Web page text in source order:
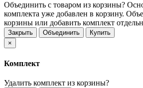
Объединить с товаром из корзины?
комплекта уже добавлен в корзину.
корзины или добавить комплект
Закрыть Объединить
Купить
×
Комплект
Удалить комплект из корзины?